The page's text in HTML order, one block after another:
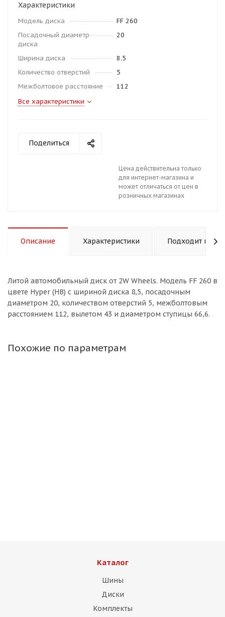
Характеристики
Модель диска
FF 260
Посадочный диаметр
диска
20
Ширина диска
8.5
Количество отверстий
5
Межболтовое расстояние
112
Все характеристики
Поделиться
Цена действительна только
для интернет-магазина и
может отличаться от цен в
розничных магазинах
Описание Характеристики Подходит к
Литой aвтомобильный диск от 2W Wheels. Модель FF 260 в
цвете Hyper (HB) с шириной диска 8,5, посадочным
диаметром 20, количеством отверстий 5, межболтовым
расстоянием 112, вылетом 43 и диаметром ступицы 66,6.
Похожие по параметрам
Каталог
Шины
Диски
Комплекты